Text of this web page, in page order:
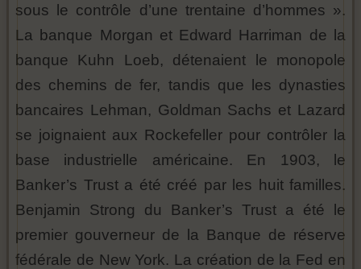
sous le contrôle d’une trentaine d’hommes ».
La banque Morgan et Edward Harriman de la
banque Kuhn Loeb, détenaient le monopole
des chemins de fer, tandis que les dynasties
bancaires Lehman, Goldman Sachs et Lazard
se joignaient aux Rockefeller pour contrôler la
base industrielle américaine. En 1903, le
Banker’s Trust a été créé par les huit familles.
Benjamin Strong du Banker’s Trust a été le
premier gouverneur de la Banque de réserve
fédérale de New York. La création de la Fed en